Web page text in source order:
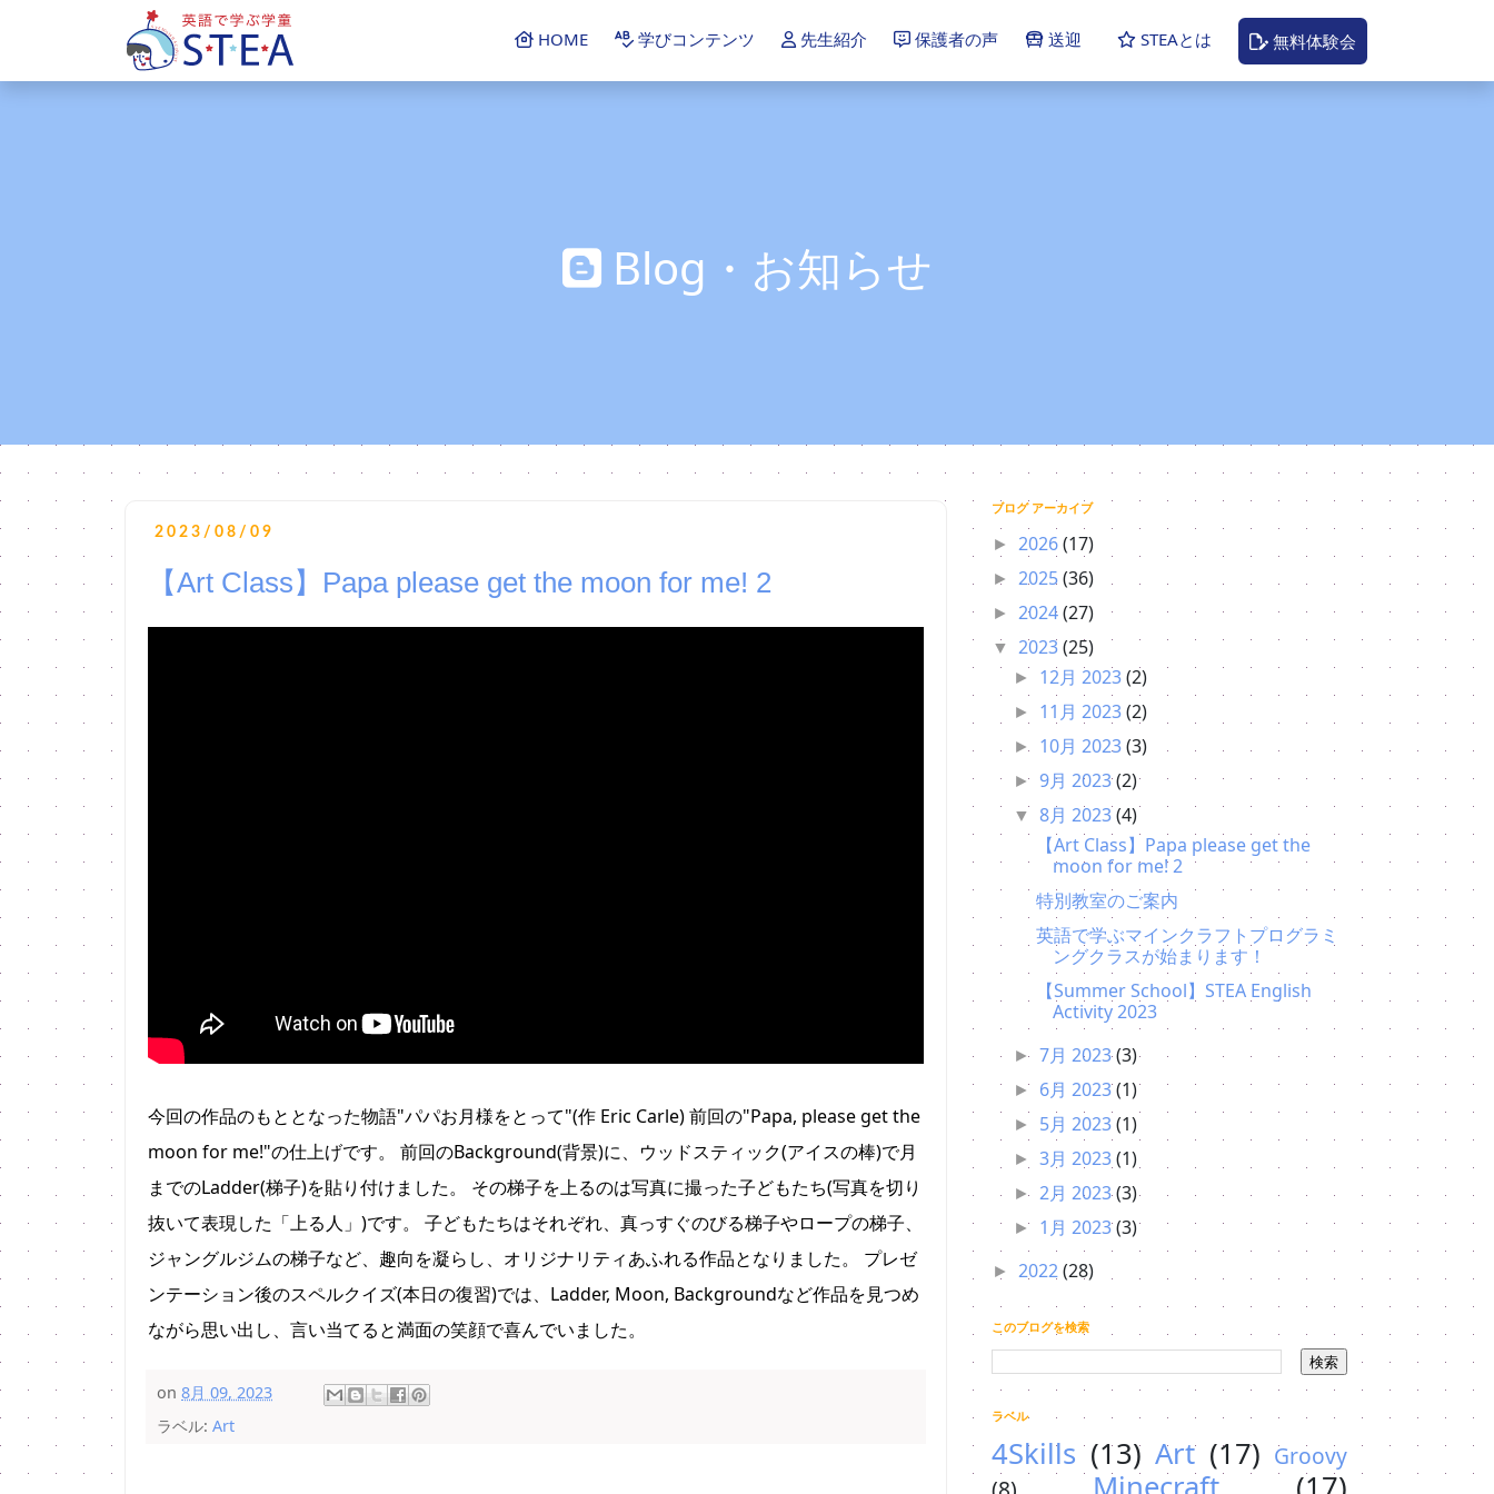
HOME 学びコンテンツ 先生紹介 保護者の声 送迎 STEAとは 無料体験会
Blog・お知らせ
2023/08/09
【Art Class】Papa please get the moon for me! 2
今回の作品のもととなった物語"パパお月様をとって"(作 Eric Carle) 前回の"Papa, please get the
moon for me!"の仕上げです。 前回のBackground(背景)に、ウッドスティック(アイスの棒)で月
までのLadder(梯子)を貼り付けました。 その梯子を上るのは写真に撮った子どもたち(写真を切り
抜いて表現した「上る人」)です。 子どもたちはそれぞれ、真っすぐのびる梯子やロープの梯子、
ジャングルジムの梯子など、趣向を凝らし、オリジナリティあふれる作品となりました。 プレゼ
ンテーション後のスペルクイズ(本日の復習)では、Ladder, Moon, Backgroundなど作品を見つめ
ながら思い出し、言い当てると満面の笑顔で喜んでいました。
on 8月 09, 2023
ラベル: Art
ブログ アーカイブ
► 2026(17)
► 2025(36)
► 2024(27)
▼ 2023(25)
► 12月 2023(2)
► 11月 2023(2)
► 10月 2023(3)
►9月 2023(2)
▼8月 2023(4)
【Art Class】Papa please get the
moon for me! 2
特別教室のご案内
英語で学ぶマインクラフトプログラミ
ングクラスが始まります！
【Summer School】STEA English
Activity 2023
►7月 2023(3)
► 6月 2023(1)
► 5月 2023(1)
►3月 2023(1)
► 2月 2023(3)
► 1月 2023(3)
► 2022(28)
このブログを検索
ラベル
4Skills (13) Art (17) Groovy